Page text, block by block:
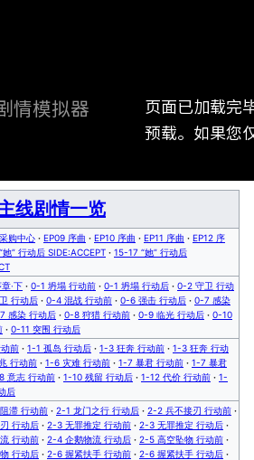
情模拟器
页面已加载完
预载。如果您
线剧情一览
采购中心 · EP09 序曲 · EP10 序曲 · EP11 序曲 · EP12 序
” 行动后 SIDE:ACCEPT · 15-17 “她” 行动后
章·下 · 0-1 坍塌 行动前 · 0-1 坍塌 行动后 · 0-2 守卫 行动
行动后 · 0-4 混战 行动前 · 0-6 强击 行动后 · 0-7 感染
感染 行动后 · 0-8 狩猎 行动前 · 0-9 临光 行动后 · 0-10
· 0-11 突围 行动后
前 · 1-1 孤岛 行动后 · 1-3 狂奔 行动前 · 1-3 狂奔 行动
行动前 · 1-6 灾难 行动前 · 1-7 暴君 行动前 · 1-7 暴君
意志 行动前 · 1-10 残留 行动后 · 1-12 代价 行动前 · 1-
后
滞 行动前 · 2-1 龙门之行 行动后 · 2-2 兵不接刃 行动前 ·
行动后 · 2-3 无罪推定 行动前 · 2-3 无罪推定 行动后 ·
行动前 · 2-4 企鹅物流 行动后 · 2-5 高空坠物 行动前 ·
行动后 · 2-6 握紧扶手 行动前 · 2-6 握紧扶手 行动后 ·